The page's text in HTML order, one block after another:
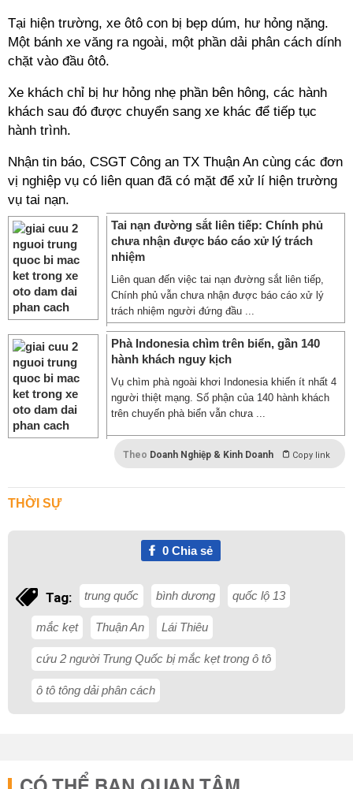
Tại hiện trường, xe ôtô con bị bẹp dúm, hư hỏng nặng.
Một bánh xe văng ra ngoài, một phần dải phân cách dính
chặt vào đầu ôtô.
Xe khách chỉ bị hư hỏng nhẹ phần bên hông, các hành
khách sau đó được chuyển sang xe khác để tiếp tục
hành trình.
Nhận tin báo, CSGT Công an TX Thuận An cùng các đơn
vị nghiệp vụ có liên quan đã có mặt để xử lí hiện trường
vụ tai nạn.
Tai nạn đường sắt liên tiếp: Chính phủ
chưa nhận được báo cáo xử lý trách
nhiệm
Liên quan đến việc tai nạn đường sắt liên tiếp,
Chính phủ vẫn chưa nhận được báo cáo xử lý
trách nhiệm người đứng đầu ...
Phà Indonesia chìm trên biển, gần 140
hành khách nguy kịch
Vụ chìm phà ngoài khơi Indonesia khiến ít nhất 4
người thiệt mạng. Số phận của 140 hành khách
trên chuyến phà biển vẫn chưa ...
Theo Doanh Nghiệp & Kinh Doanh Copy link
THỜI SỰ
0Chia sẻ
Tag: trung quốc bình dương quốc lộ 13
mắc kẹt Thuận An Lái Thiêu
cứu 2 người Trung Quốc bị mắc kẹt trong ô tô
ô tô tông dải phân cách